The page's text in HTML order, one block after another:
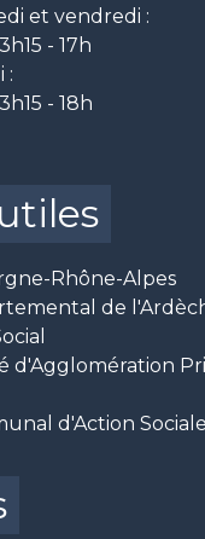
et vendredi :
- 17h
:
- 18h
Rhône-Alpes
de
d'Agglomération
d'Action Sociale